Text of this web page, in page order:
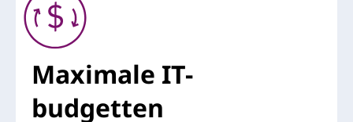
Maximale IT-
budgetten